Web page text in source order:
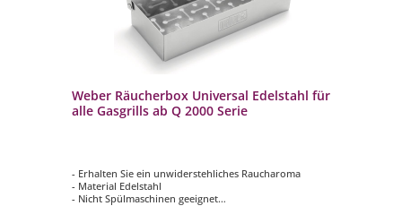
Weber Räucherbox Universal Edelstahl für
alle Gasgrills ab Q 2000 Serie
- Erhalten Sie ein unwiderstehliches Raucharoma
- Material Edelstahl
- Nicht Spülmaschinen geeignet